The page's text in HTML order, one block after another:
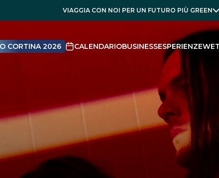
VIAGGIA CON NOI PER UN FUTURO PIÙ GREEN
CORTINA 2026 CALENDARIOBUSINESSESPERIENZE